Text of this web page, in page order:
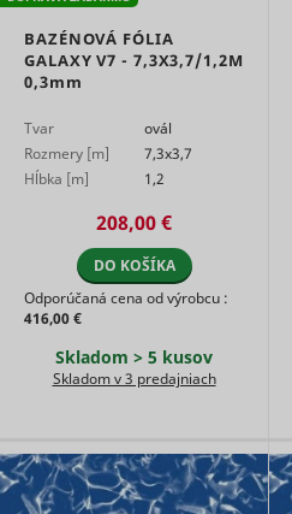
BAZÉNOVÁ FÓLIA
GALAXY V7 - 7,3X3,7/1,2M
0,3mm
Tvar
ovál
Rozmery [m]
7,3x3,7
Hĺbka [m]
1,2
208,00 €
DO KOŠÍKA
Odporúčaná cena od výrobcu :
416,00 €
Skladom > 5 kusov
Skladom v 3 predajniach